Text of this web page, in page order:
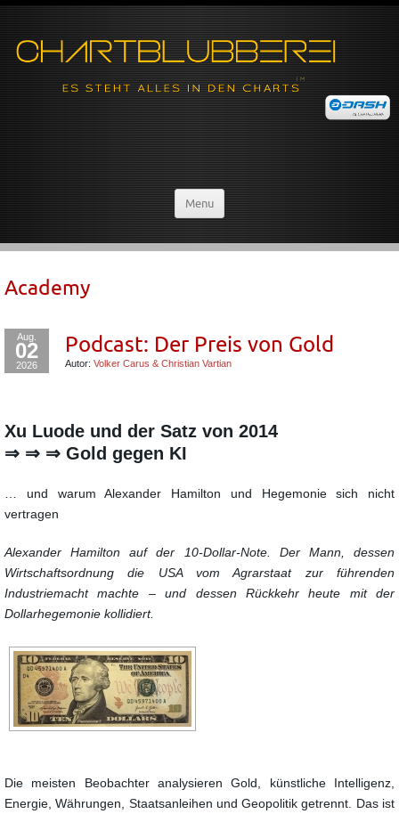
Menu
Academy
Aug.
02
2026
Podcast: Der Preis von Gold
Autor: Volker Carus & Christian Vartian
Xu Luode und der Satz von 2014
⇒ ⇒ ⇒ Gold gegen KI
… und warum Alexander Hamilton und Hegemonie sich nicht
vertragen
Alexander Hamilton auf der 10-Dollar-Note. Der Mann, dessen
Wirtschaftsordnung die USA vom Agrarstaat zur führenden
Industriemacht machte – und dessen Rückkehr heute mit der
Dollarhegemonie kollidiert.
Die meisten Beobachter analysieren Gold, künstliche Intelligenz,
Energie, Währungen, Staatsanleihen und Geopolitik getrennt. Das ist